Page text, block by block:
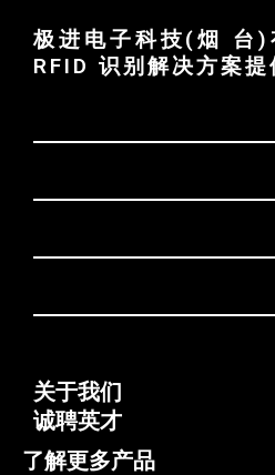
极进电子科技(烟 台)
RFID 识别解决方案提
关于我们
诚聘英才
了解更多产品